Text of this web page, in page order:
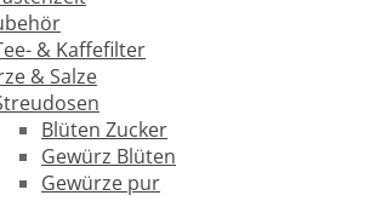
& Kaffefilter
& Salze
Blüten Zucker
Gewürz Blüten
Gewürze pur